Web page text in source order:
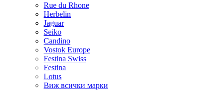
Rue du Rhone
Herbelin
Jaguar
Seiko
Candino
Vostok Europe
Festina Swiss
Festina
Lotus
Виж всички марки